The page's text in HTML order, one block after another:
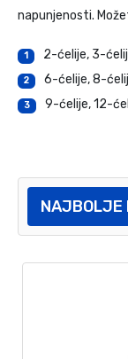
napunjenosti.
1 2-ćelije, 3-
2 6-ćelije, 8-
3 9-ćelije, 12-
NAJBOLJE